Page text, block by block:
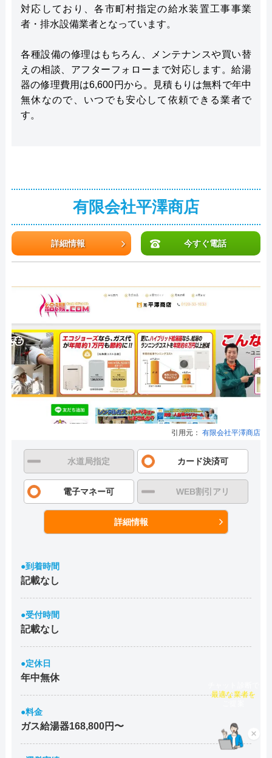
対応しており、各市町村指定の給水装置工事事業
者・排水設備業者となっています。
各種設備の修理はもちろん、メンテナンスや買い替
えの相談、アフターフォローまで対応します。給湯
器の修理費用は6,600円から。見積もりは無料で年中
無休なので、いつでも安心して依頼できる業者で
す。
有限会社平澤商店
詳細情報 今すぐ電話
引用元： 有限会社平澤商店
水道局指定 カード決済可
電子マネー可 WEB割引アリ
詳細情報
●到着時間
記載なし
●受付時間
記載なし
●定休日
年中無休
●料金
ガス給湯器168,800円〜
×
最適な業者を